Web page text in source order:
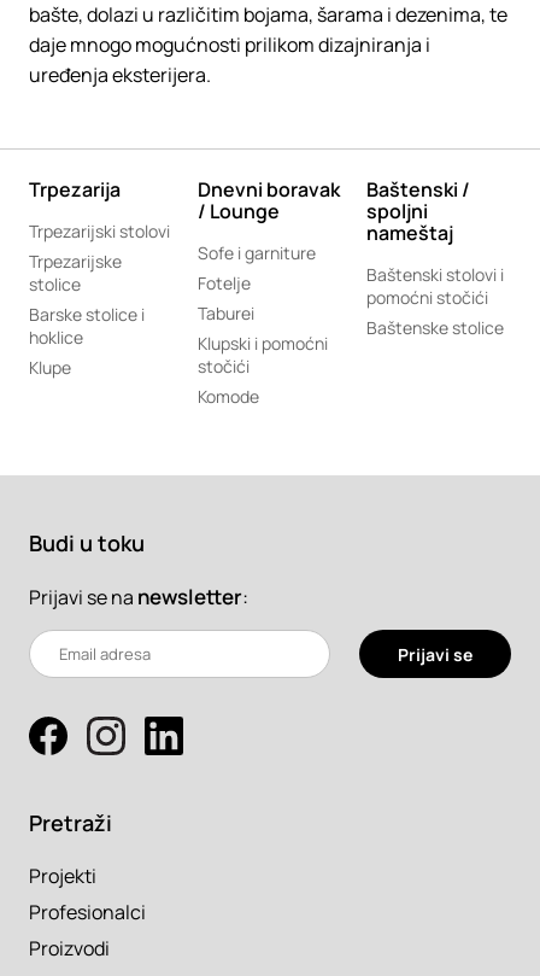
bašte, dolazi u različitim bojama, šarama i dezenima, te
daje mnogo mogućnosti prilikom dizajniranja i
uređenja eksterijera.
Trpezarija
Trpezarijski stolovi
Trpezarijske
stolice
Barske stolice i
hoklice
Klupe
Dnevni boravak
/ Lounge
Sofe i garniture
Fotelje
Taburei
Klupski i pomoćni
stočići
Komode
Baštenski /
spoljni
nameštaj
Baštenski stolovi i
pomoćni stočići
Baštenske stolice
Budi u toku
Prijavi se na newsletter:
Prijavi se
Pretraži
Projekti
Profesionalci
Proizvodi